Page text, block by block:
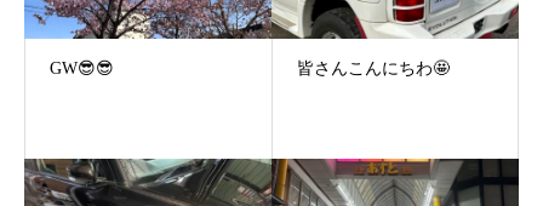
GW😎😎 皆さんこんにちわ🤩